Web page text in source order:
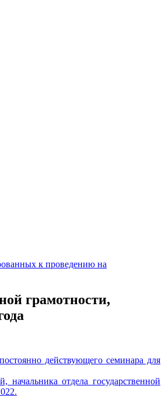
к проведению на
грамотности,
действующего семинара для
отдела государственной